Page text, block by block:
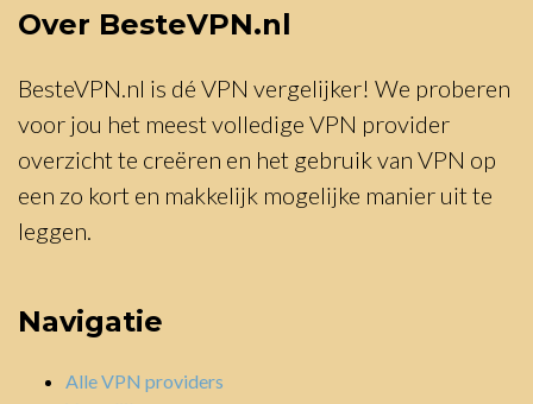
Over BesteVPN.nl
BesteVPN.nl is dé VPN vergelijker! We proberen
voor jou het meest volledige VPN provider
overzicht te creëren en het gebruik van VPN op
een zo kort en makkelijk mogelijke manier uit te
leggen.
Navigatie
Alle VPN providers